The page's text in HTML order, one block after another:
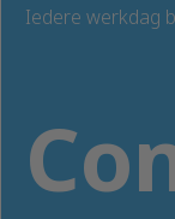
Iedere werkdag